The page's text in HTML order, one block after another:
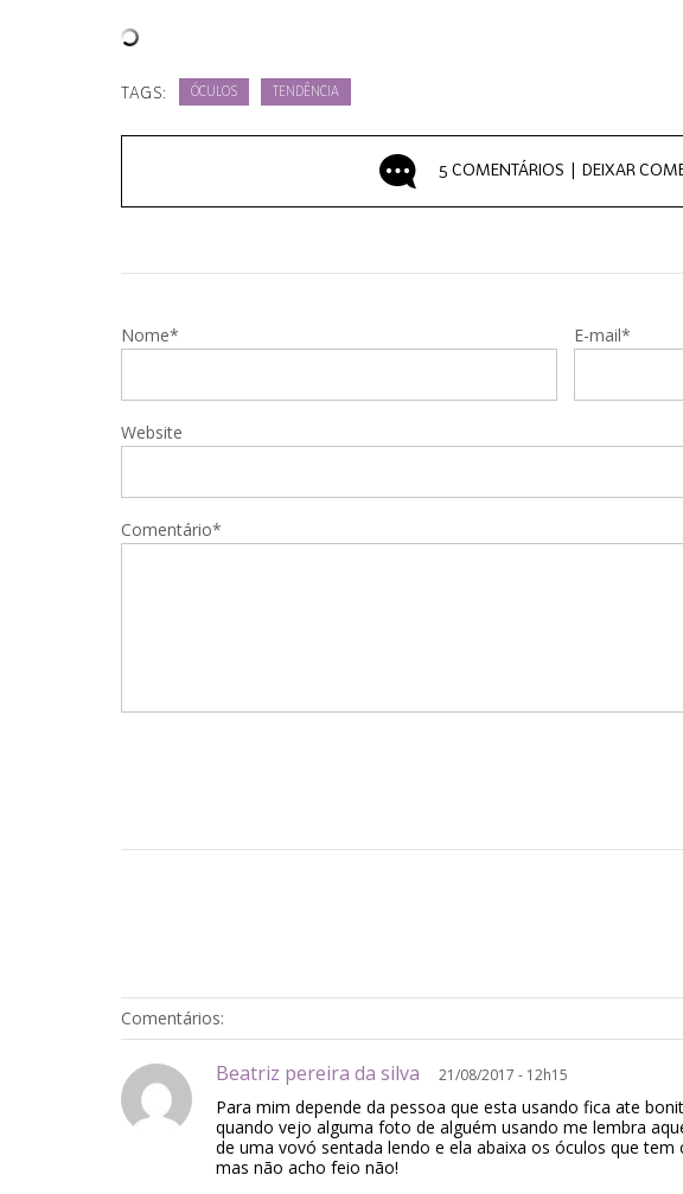
TAGS: ÓCULOS TENDÊNCIA
5 COMENTÁRIOS | DEIXAR
Nome* E-mail*
Website
Comentário*
Comentários:
Beatriz pereira da silva 21/08/2017 - 12h15
Para mim depende da pessoa que esta usando fica ate
quando vejo alguma foto de alguém usando me lembra
de uma vovó sentada lendo e ela abaixa os óculos que tem
mas não acho feio não!